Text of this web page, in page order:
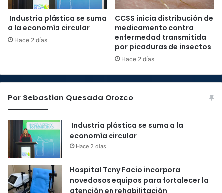
Industria plástica se suma
a la economía circular
Hace 2 días
CCSS inicia distribución de
medicamento contra
enfermedad transmitida
por picaduras de insectos
Hace 2 días
Por Sebastian Quesada Orozco
Industria plástica se suma a la
economía circular
Hace 2 días
Hospital Tony Facio incorpora
novedosos equipos para fortalecer la
atención en rehabilitación